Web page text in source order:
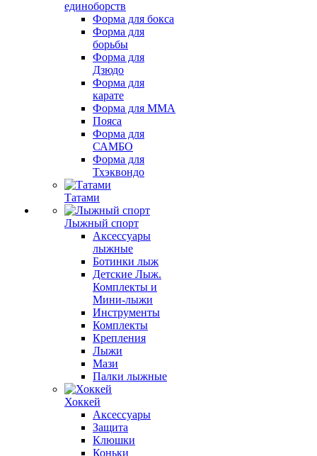
единоборств
Форма для бокса
Форма для
борьбы
Форма для
Дзюдо
Форма для
карате
Форма для MMA
Пояса
Форма для
САМБО
Форма для
Тхэквондо
Татами
Лыжный спорт
Аксессуары
лыжные
Ботинки лыж
Детские Лыж.
Комплекты и
Мини-лыжи
Инструменты
Комплекты
Крепления
Лыжи
Мази
Палки лыжные
Хоккей
Аксессуары
Защита
Клюшки
Коньки